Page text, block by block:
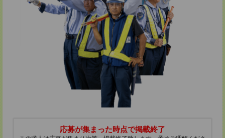
応募が集まった時点で掲載終了